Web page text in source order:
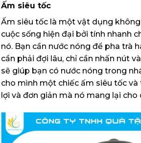
Ấm siêu tốc
Ấm siêu tốc là một vật dụng
cuộc sống hiện đại bởi tính nhanh
nó. Bạn cần nước nóng để pha trà
cần phải đợi lâu, chỉ cần nhấn nút
sẽ giúp bạn có nước nóng trong
cho mình một chiếc ấm siêu tốc
lợi và đơn giản mà nó mang lại cho